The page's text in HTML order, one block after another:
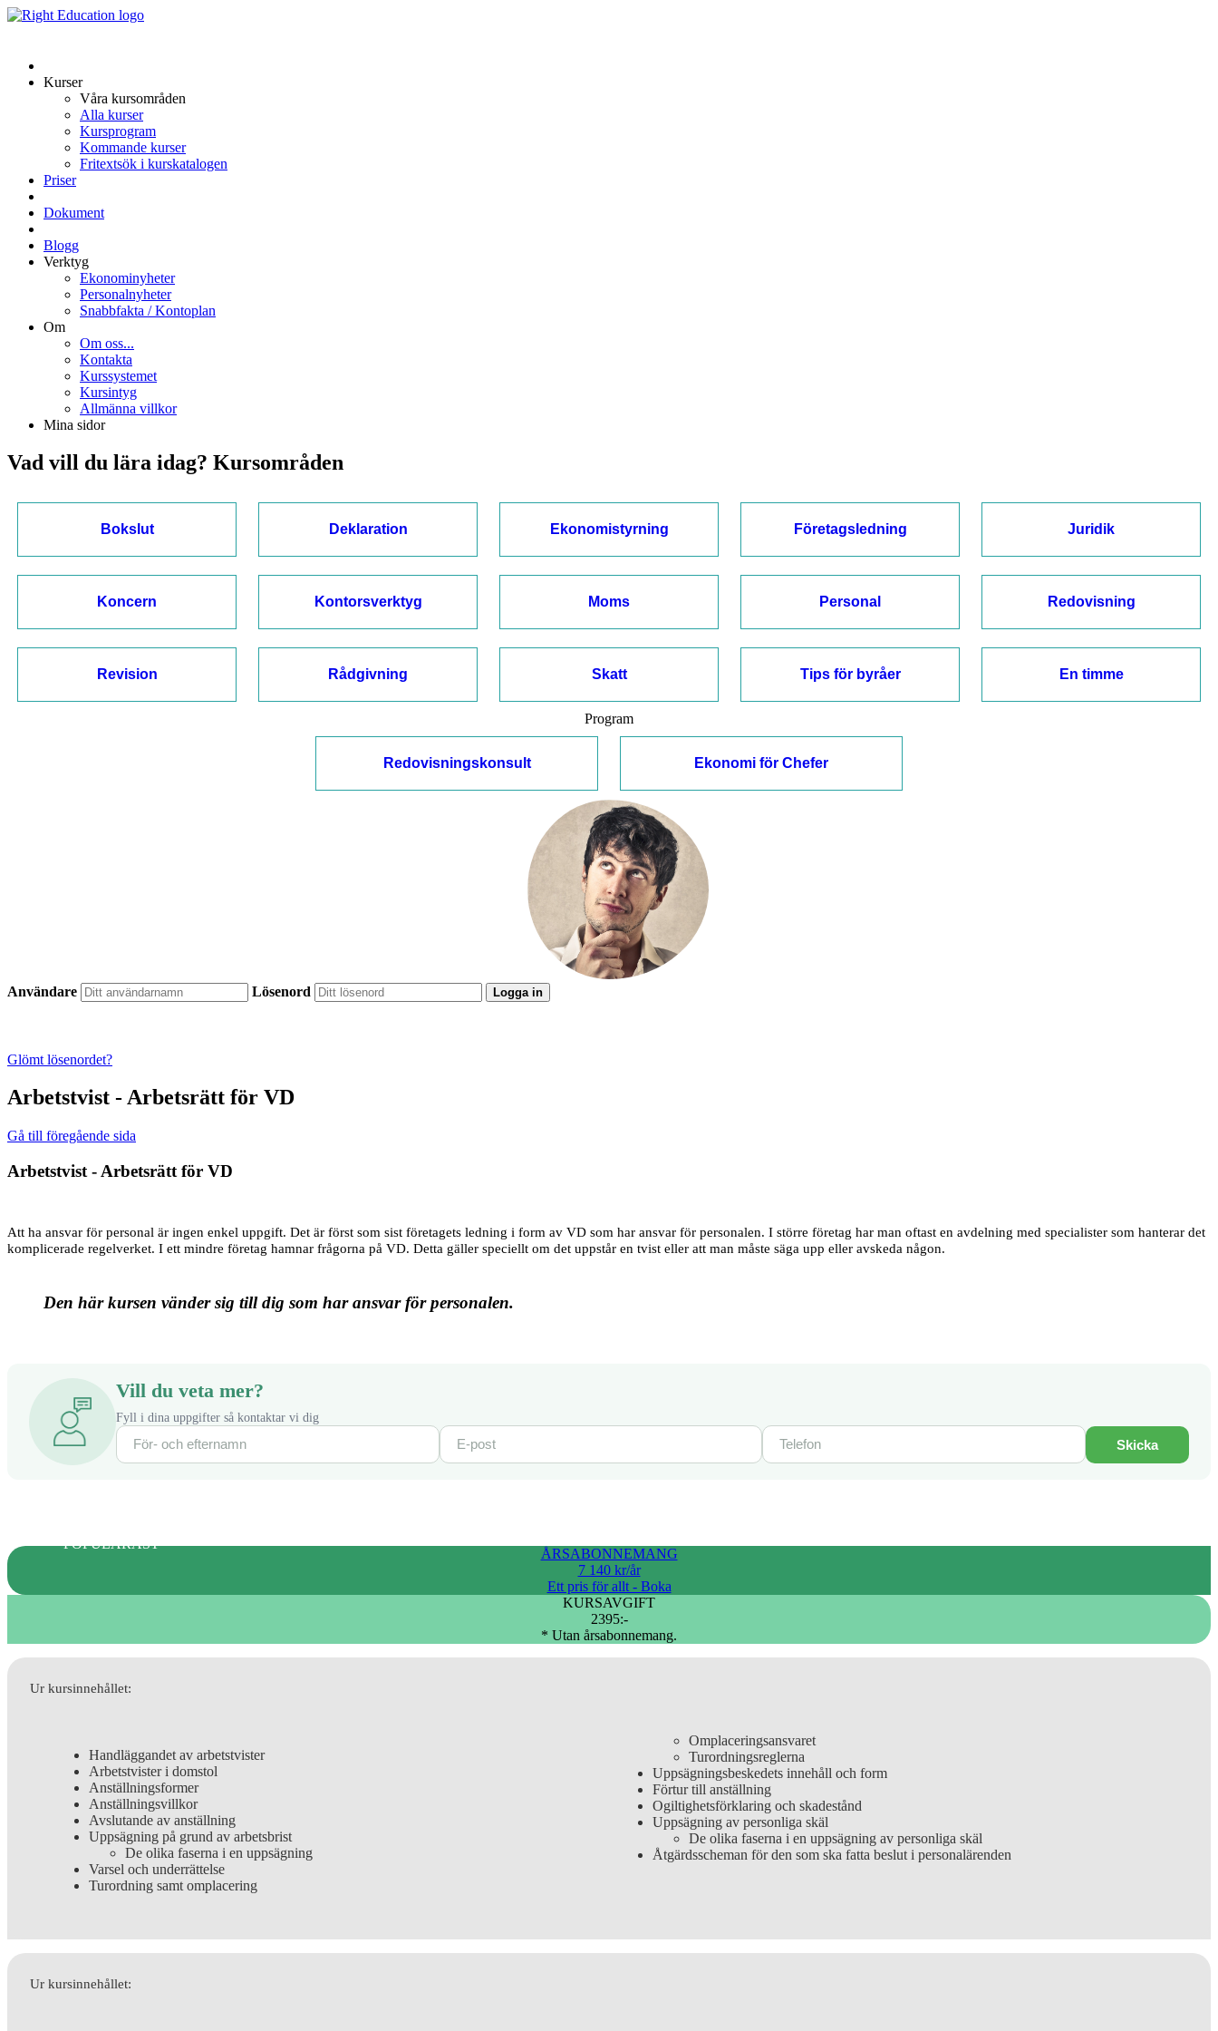
Kurser
Våra kursområden
Alla kurser
Kursprogram
Kommande kurser
Fritextsök i kurskatalogen
Priser
Dokument
Blogg
Verktyg
Ekonominyheter
Personalnyheter
Snabbfakta / Kontoplan
Om
Om oss...
Kontakta
Kurssystemet
Kursintyg
Allmänna villkor
Mina sidor
Vad vill du lära idag? Kursområden
Bokslut Deklaration Ekonomistyrning Företagsledning Juridik
Koncern Kontorsverktyg Moms Personal Redovisning
Revision Rådgivning Skatt Tips för byråer En timme
Program
Redovisningskonsult Ekonomi för Chefer
Användare Lösenord Logga in
Glömt lösenordet?
Arbetstvist - Arbetsrätt för VD
Gå till föregående sida
Arbetstvist - Arbetsrätt för VD
Att ha ansvar för personal är ingen enkel uppgift. Det är först som sist företagets ledning i form av VD som har ansvar för personalen. I större företag har man oftast en avdelning med specialister som hanterar det
komplicerade regelverket. I ett mindre företag hamnar frågorna på VD. Detta gäller speciellt om det uppstår en tvist eller att man måste säga upp eller avskeda någon.
Den här kursen vänder sig till dig som har ansvar för personalen.
Vill du veta mer?
Fyll i dina uppgifter så kontaktar vi dig
Skicka
POPULÄRAST
ÅRSABONNEMANG
7 140 kr/år
Ett pris för allt - Boka
KURSAVGIFT
2395:-
* Utan årsabonnemang.
Ur kursinnehållet:
Handläggandet av arbetstvister
Arbetstvister i domstol
Anställningsformer
Anställningsvillkor
Avslutande av anställning
Uppsägning på grund av arbetsbrist
De olika faserna i en uppsägning
Varsel och underrättelse
Turordning samt omplacering
Omplaceringsansvaret
Turordningsreglerna
Uppsägningsbeskedets innehåll och form
Förtur till anställning
Ogiltighetsförklaring och skadestånd
Uppsägning av personliga skäl
De olika faserna i en uppsägning av personliga skäl
Åtgärdsscheman för den som ska fatta beslut i personalärenden
Ur kursinnehållet: